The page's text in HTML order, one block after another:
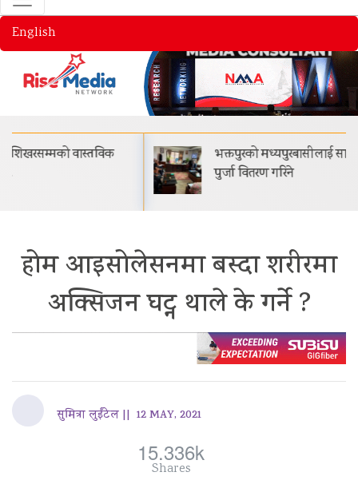
English
भक्तपुरको मध्यपुरबासीलाई साउनभित्रै स्थायी जग्गाधनी
पुर्जा वितरण गरिने
होम आइसोलेसनमा बस्दा शरीरमा
अक्सिजन घट्न थाले के गर्ने ?
सुमित्रा लुईंटेल || 12 MAY, 2021
15.336k
Shares